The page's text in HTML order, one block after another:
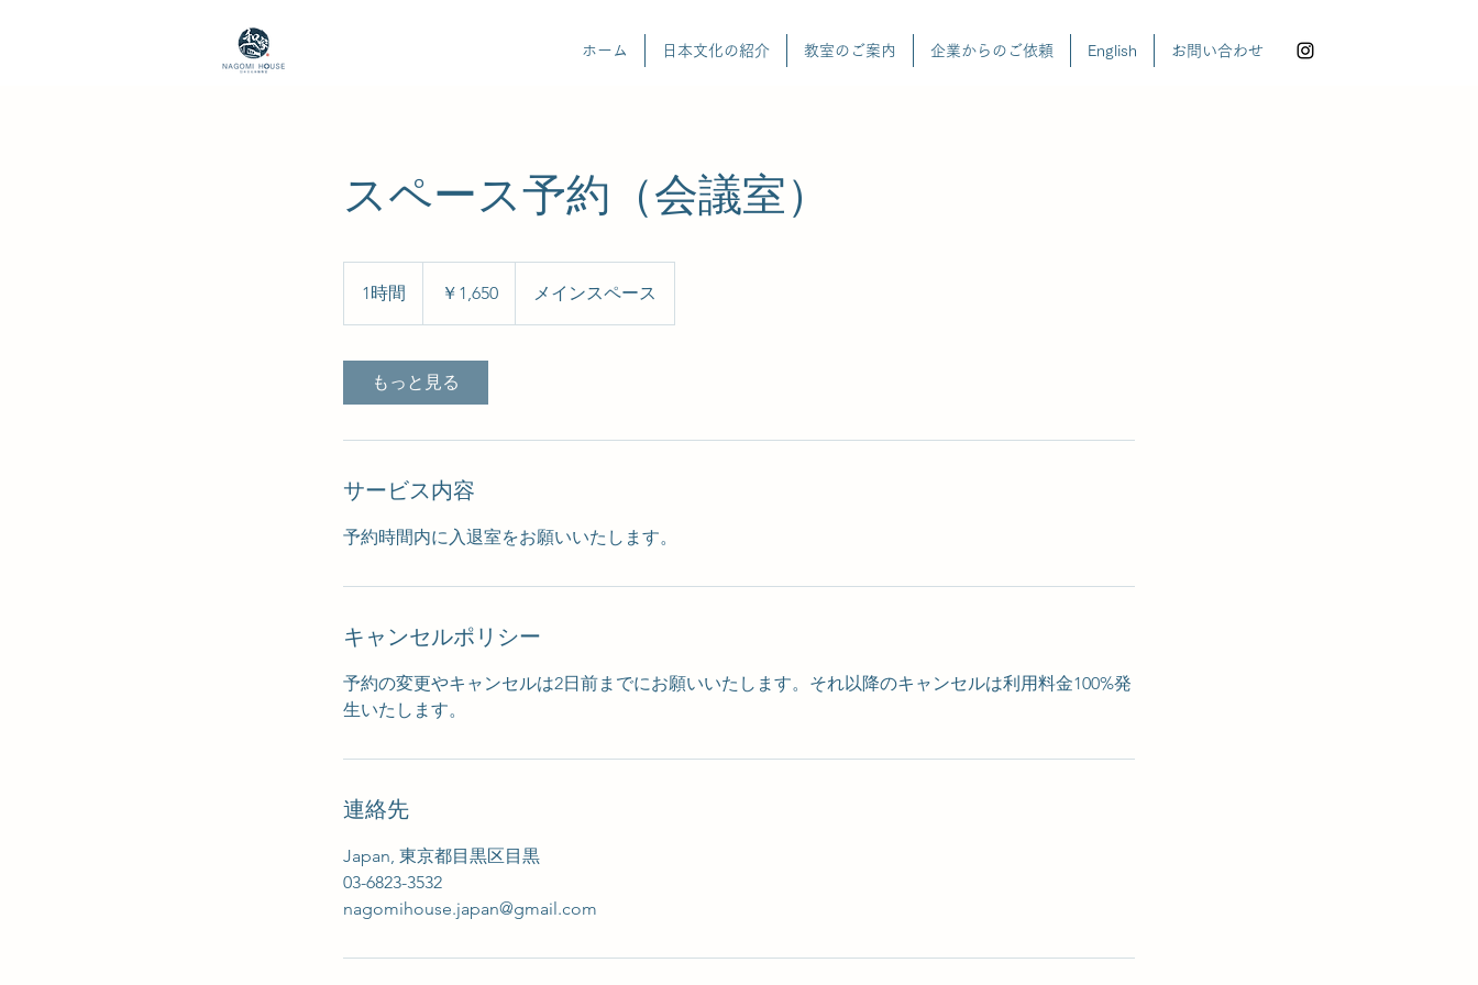
ホーム 日本文化の紹介 教室のご案内 企業からのご依頼 English お問い合わせ
スペース予約（会議室）
1時間
時
￥1,650 メインスペース
もっと見る
サービス内容
予約時間内に入退室をお願いいたします。
キャンセルポリシー
予約の変更やキャンセルは2日前までにお願いいたします。それ以降のキャンセルは利用料金100%発
生いたします。
連絡先
Japan, 東京都目黒区目黒
03-6823-3532
nagomihouse.japan@gmail.com